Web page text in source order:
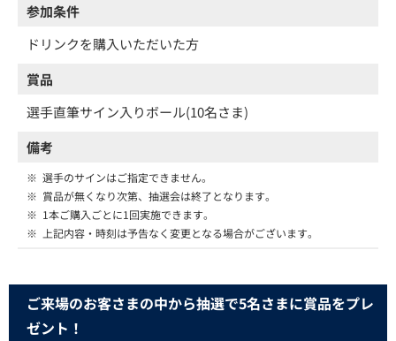
参加条件
ドリンクを購入いただいた方
賞品
選手直筆サイン入りボール(10名さま)
備考
※ 選手のサインはご指定できません。
※ 賞品が無くなり次第、抽選会は終了となります。
※ 1本ご購入ごとに1回実施できます。
※ 上記内容・時刻は予告なく変更となる場合がございます。
ご来場のお客さまの中から抽選で5名さまに賞品をプレ
ゼント！